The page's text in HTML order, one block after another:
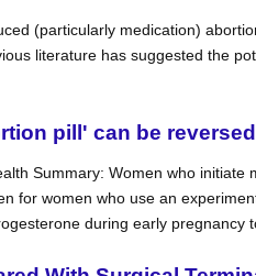
(particularly medication)
literature has suggested the
pill' can be
Summary: Women who
for women who use an
during early pregnancy